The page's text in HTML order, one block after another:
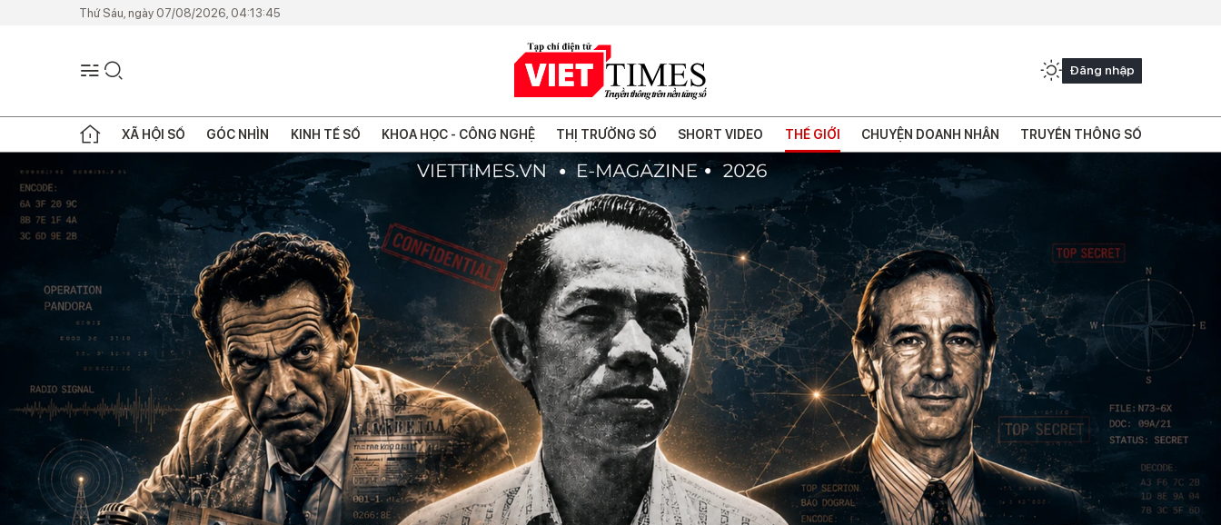
Thứ Sáu, ngày 07/08/2026, 04:13:45
Đăng nhập
XÃ HỘI SỐ GÓC NHÌN KINH TẾ SỐ KHOA HỌC - CÔNG NGHỆ THỊ TRƯỜNG SỐ SHORT VIDEO THẾ GIỚI CHUYỆN DOANH NHÂN TRUYỀN THÔNG SỐ